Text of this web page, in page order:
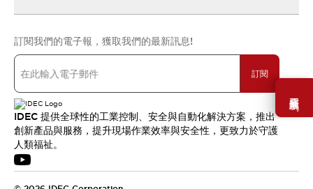
需要幫助嗎？
訂閱我們的電子報，獲取我們的最新訊息!
訂閱
IDEC 提供全球性的工業控制、安全與自動化解決方案，推出
創新產品與服務，提升現場作業效率與安全性，更致力於守護
人類福祉。